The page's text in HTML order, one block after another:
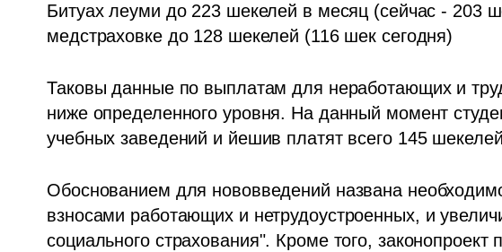
Битуах леуми до 223 шекелей в месяц (сейчас - 203
медстраховке до 128 шекелей (116 шек сегодня)
Таковы данные по выплатам для неработающих и
ниже определенного уровня. На данный момент
учебных заведений и йешив платят всего 145
Обоснованием для нововведений названа
взносами работающих и нетрудоустроенных, и
социального страхования". Кроме того,